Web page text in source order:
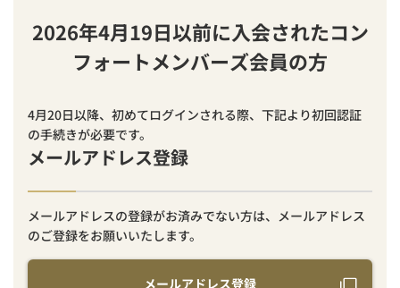
2026年4月19日以前に入会されたコン
フォートメンバーズ会員の方
4月20日以降、初めてログインされる際、下記より初回認証
の手続きが必要です。
メールアドレス登録
メールアドレスの登録がお済みでない方は、メールアドレス
のご登録をお願いいたします。
メールアドレス登録